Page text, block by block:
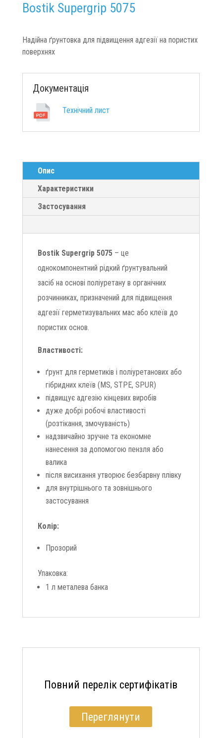
Bostik Supergrip 5075
Надійна ґрунтовка для підвищення адгезії на пористих
поверхнях
Документація
Технічний лист
Опис
Характеристики
Застосування
Bostik Supergrip 5075 – це
однокомпонентний рідкий ґрунтувальний
засіб на основі поліуретану в органічних
розчинниках, призначений для підвищення
адгезії герметизувальних мас або клеїв до
пористих основ.
Властивості:
ґрунт для герметиків і поліуретанових або
гібридних клеїв (MS, STPE, SPUR)
підвищує адгезію кінцевих виробів
дуже добрі робочі властивості
(розтікання, змочуваність)
надзвичайно зручне та економне
нанесення за допомогою пензля або
валика
після висихання утворює безбарвну плівку
для внутрішнього та зовнішнього
застосування
Колір:
Прозорий
Упаковка:
1 л металева банка
Повний перелік сертифікатів
Переглянути